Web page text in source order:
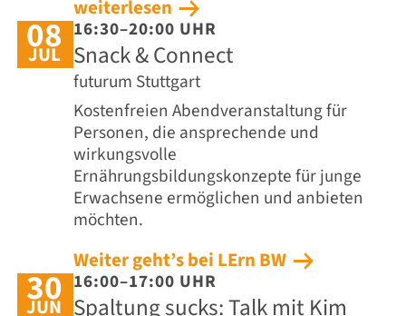
weiterlesen
08
JUL
16:30–20:00 UHR
Snack & Connect
futurum Stuttgart
Kostenfreien Abendveranstaltung für
Personen, die ansprechende und
wirkungsvolle
Ernährungsbildungskonzepte für junge
Erwachsene ermöglichen und anbieten
möchten.
Weiter geht’s bei LErn BW
30
JUN
16:00–17:00 UHR
Spaltung sucks: Talk mit Kim